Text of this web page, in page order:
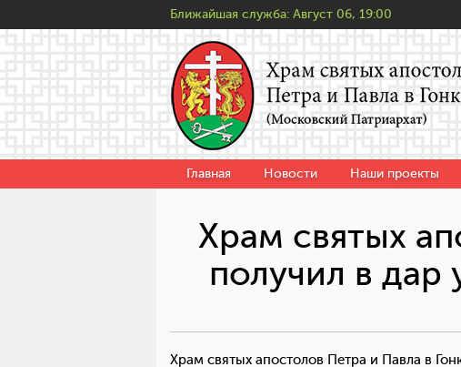
Ближайшая служба: Август 06, 19:00
Главная Новости Наши проекты
Храм святых
получил в
Храм святых апостолов Петра и Павла в